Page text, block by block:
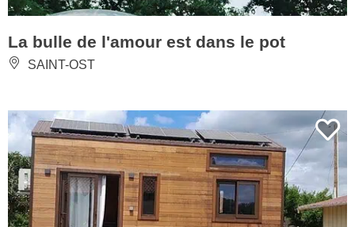
La bulle de l'amour est dans le pot
SAINT-OST